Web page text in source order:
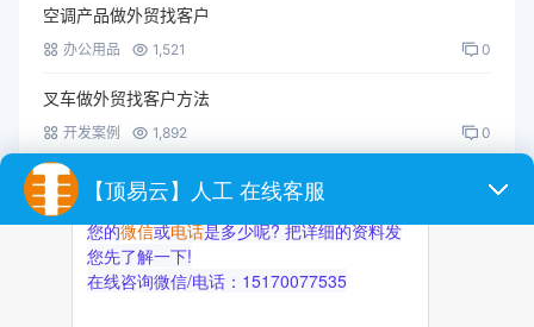
空调产品做外贸找客户
办公用品 1,521 0
叉车做外贸找客户方法
开发案例 1,892 0